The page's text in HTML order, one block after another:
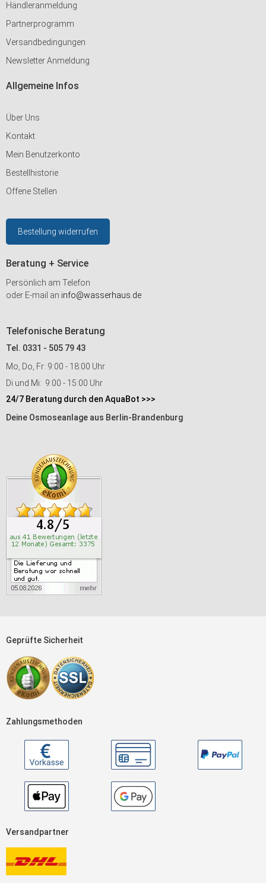
Händleranmeldung
Partnerprogramm
Versandbedingungen
Newsletter Anmeldung
Allgemeine Infos
Über Uns
Kontakt
Mein Benutzerkonto
Bestellhistorie
Offene Stellen
Bestellung widerrufen
Beratung + Service
Persönlich am Telefon
oder E-mail an info@wasserhaus.de
Telefonische Beratung
Tel. 0331 - 505 79 43
Mo, Do, Fr: 9:00 - 18:00 Uhr
Di und Mi: 9:00 - 15:00 Uhr
24/7 Beratung durch den AquaBot >>>
Deine Osmoseanlage aus Berlin-Brandenburg
Geprüfte Sicherheit
Zahlungsmethoden
Versandpartner